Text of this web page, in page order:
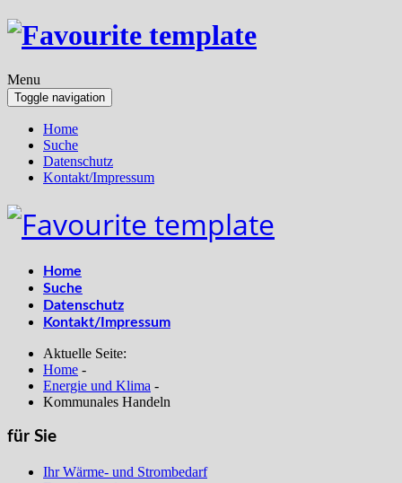
Menu
Toggle navigation
Home
Suche
Datenschutz
Kontakt/Impressum
Home
Suche
Datenschutz
Kontakt/Impressum
Aktuelle Seite:
Home -
Energie und Klima -
Kommunales Handeln
für Sie
Ihr Wärme- und Strombedarf